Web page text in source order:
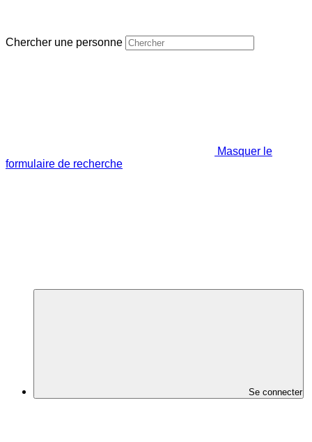
Chercher une personne
Masquer le
formulaire de recherche
Se connecter